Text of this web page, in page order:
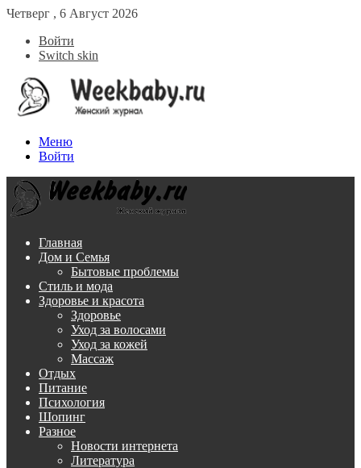
Четверг , 6 Август 2026
Войти
Switch skin
Меню
Войти
Главная
Дом и Семья
Бытовые проблемы
Стиль и мода
Здоровье и красота
Здоровье
Уход за волосами
Уход за кожей
Массаж
Отдых
Питание
Психология
Шопинг
Разное
Новости интернета
Литература